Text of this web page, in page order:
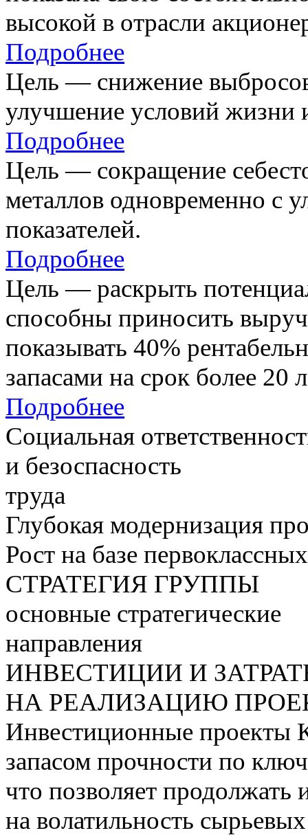
высокой в отрасли
Подробнее
Цель — снижение
улучшение условий жизни
Подробнее
Цель — сокращение
металлов одновременно с
показателей.
Подробнее
Цель — раскрыть
способны приносить
показывать 40%
запасами на срок более 20
Подробнее
Социальная
и безоспасность
труда
Глубокая модернизация
Рост на базе
СТРАТЕГИЯ ГРУППЫ
основные стратегические
направления
ИНВЕСТИЦИИ И
НА РЕАЛИЗАЦИЮ
Инвестиционные проекты
запасом прочности по
что позволяет продолжать
на волатильность